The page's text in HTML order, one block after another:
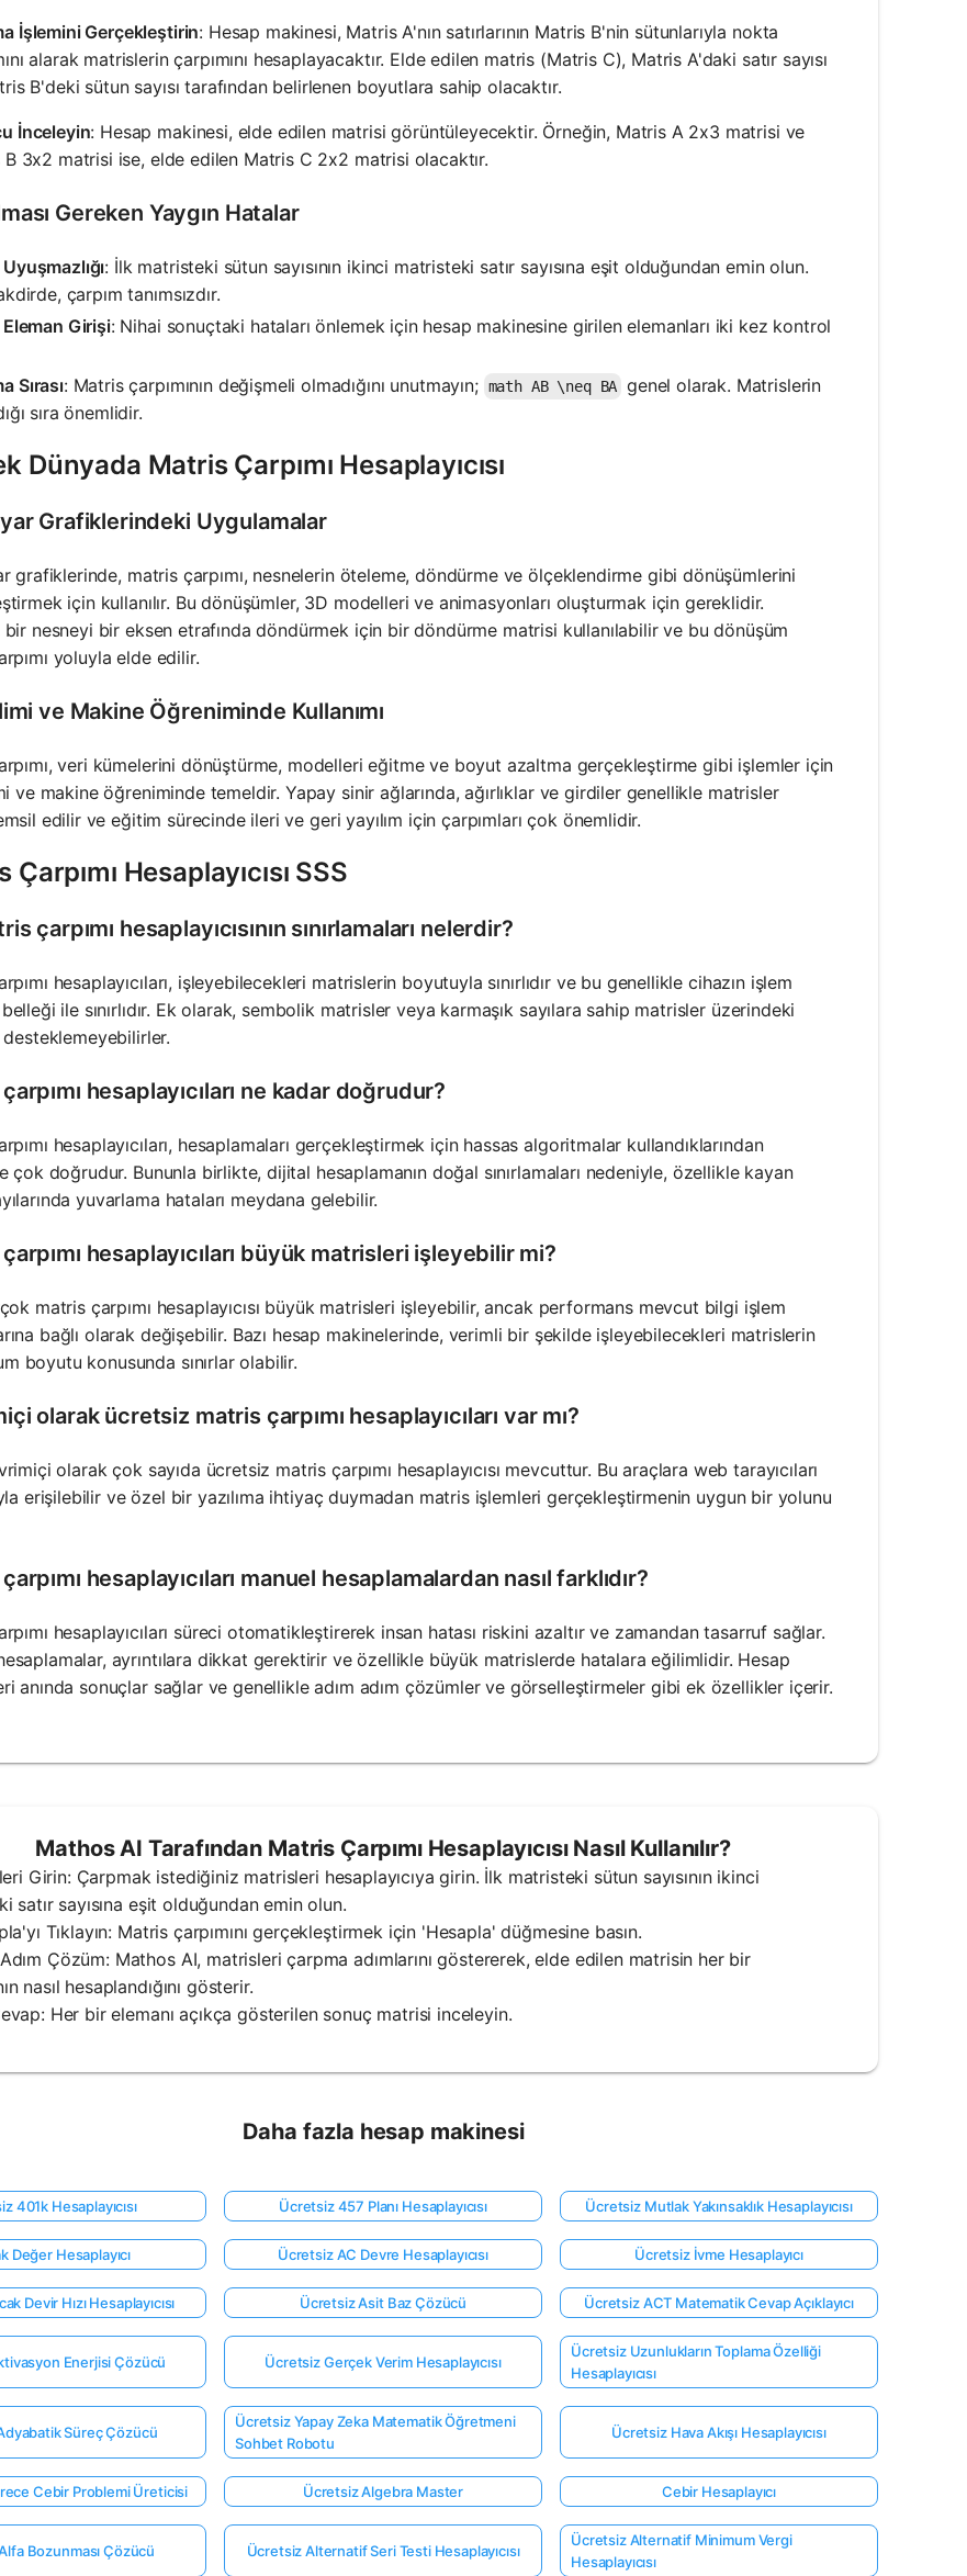
İşlemini Gerçekleştirin: Hesap makinesi, Matris A'nın satırlarının Matris B'nin sütunlarıyla nokta
alarak matrislerin çarpımını hesaplayacaktır. Elde edilen matris (Matris C), Matris A'daki satır sayısı
B'deki sütun sayısı tarafından belirlenen boyutlara sahip olacaktır.
İnceleyin: Hesap makinesi, elde edilen matrisi görüntüleyecektir. Örneğin, Matris A 2x3 matrisi ve
B 3x2 matrisi ise, elde edilen Matris C 2x2 matrisi olacaktır.
Gereken Yaygın Hatalar
: İlk matristeki sütun sayısının ikinci matristeki satır sayısına eşit olduğundan emin olun.
çarpım tanımsızdır.
Eleman Girişi: Nihai sonuçtaki hataları önlemek için hesap makinesine girilen elemanları iki kez kontrol
Sırası: Matris çarpımının değişmeli olmadığını unutmayın; math AB \neq BA genel olarak. Matrislerin
sıra önemlidir.
Dünyada Matris Çarpımı Hesaplayıcısı
Grafiklerindeki Uygulamalar
grafiklerinde, matris çarpımı, nesnelerin öteleme, döndürme ve ölçeklendirme gibi dönüşümlerini
için kullanılır. Bu dönüşümler, 3D modelleri ve animasyonları oluşturmak için gereklidir.
bir nesneyi bir eksen etrafında döndürmek için bir döndürme matrisi kullanılabilir ve bu dönüşüm
yoluyla elde edilir.
ve Makine Öğreniminde Kullanımı
veri kümelerini dönüştürme, modelleri eğitme ve boyut azaltma gerçekleştirme gibi işlemler için
ve makine öğreniminde temeldir. Yapay sinir ağlarında, ağırlıklar ve girdiler genellikle matrisler
edilir ve eğitim sürecinde ileri ve geri yayılım için çarpımları çok önemlidir.
Çarpımı Hesaplayıcısı SSS
çarpımı hesaplayıcısının sınırlamaları nelerdir?
hesaplayıcıları, işleyebilecekleri matrislerin boyutuyla sınırlıdır ve bu genellikle cihazın işlem
ile sınırlıdır. Ek olarak, sembolik matrisler veya karmaşık sayılara sahip matrisler üzerindeki
hesaplayıcıları ne kadar doğrudur?
hesaplayıcıları, hesaplamaları gerçekleştirmek için hassas algoritmalar kullandıklarından
çok doğrudur. Bununla birlikte, dijital hesaplamanın doğal sınırlamaları nedeniyle, özellikle kayan
yuvarlama hataları meydana gelebilir.
hesaplayıcıları büyük matrisleri işleyebilir mi?
matris çarpımı hesaplayıcısı büyük matrisleri işleyebilir, ancak performans mevcut bilgi işlem
bağlı olarak değişebilir. Bazı hesap makinelerinde, verimli bir şekilde işleyebilecekleri matrislerin
boyutu konusunda sınırlar olabilir.
olarak ücretsiz matris çarpımı hesaplayıcıları var mı?
olarak çok sayıda ücretsiz matris çarpımı hesaplayıcısı mevcuttur. Bu araçlara web tarayıcıları
erişilebilir ve özel bir yazılıma ihtiyaç duymadan matris işlemleri gerçekleştirmenin uygun bir yolunu
hesaplayıcıları manuel hesaplamalardan nasıl farklıdır?
hesaplayıcıları süreci otomatikleştirerek insan hatası riskini azaltır ve zamandan tasarruf sağlar.
ayrıntılara dikkat gerektirir ve özellikle büyük matrislerde hatalara eğilimlidir. Hesap
anında sonuçlar sağlar ve genellikle adım adım çözümler ve görselleştirmeler gibi ek özellikler içerir.
Mathos AI Tarafından Matris Çarpımı Hesaplayıcısı Nasıl Kullanılır?
Girin: Çarpmak istediğiniz matrisleri hesaplayıcıya girin. İlk matristeki sütun sayısının ikinci
satır sayısına eşit olduğundan emin olun.
Tıklayın: Matris çarpımını gerçekleştirmek için 'Hesapla' düğmesine basın.
Çözüm: Mathos AI, matrisleri çarpma adımlarını göstererek, elde edilen matrisin her bir
nasıl hesaplandığını gösterir.
Her bir elemanı açıkça gösterilen sonuç matrisi inceleyin.
Daha fazla hesap makinesi
401k Hesaplayıcısı Ücretsiz 457 Planı Hesaplayıcısı Ücretsiz Mutlak Yakınsaklık Hesaplayıcısı
Değer Hesaplayıcı Ücretsiz AC Devre Hesaplayıcısı Ücretsiz İvme Hesaplayıcı
Devir Hızı Hesaplayıcısı Ücretsiz Asit Baz Çözücü Ücretsiz ACT Matematik Cevap Açıklayıcı
Enerjisi Çözücü Ücretsiz Gerçek Verim Hesaplayıcısı
Ücretsiz Uzunlukların Toplama Özelliği
Hesaplayıcısı
Süreç Çözücü
Ücretsiz Yapay Zeka Matematik Öğretmeni
Sohbet Robotu
Ücretsiz Hava Akışı Hesaplayıcısı
Cebir Problemi Üreticisi Ücretsiz Algebra Master Cebir Hesaplayıcı
Bozunması Çözücü Ücretsiz Alternatif Seri Testi Hesaplayıcısı
Ücretsiz Alternatif Minimum Vergi
Hesaplayıcısı